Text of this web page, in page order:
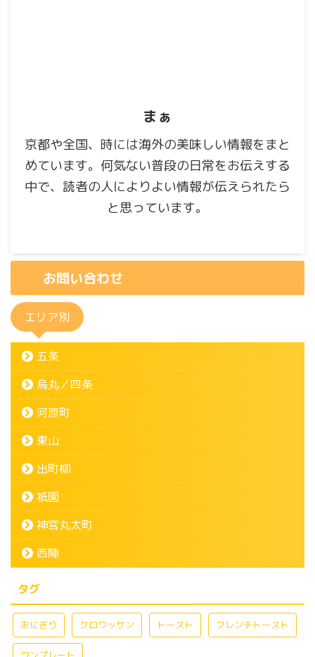
まぁ
京都や全国、時には海外の美味しい情報をまと
めています。何気ない普段の日常をお伝えする
中で、読者の人によりよい情報が伝えられたら
と思っています。
お問い合わせ
エリア別
五条
烏丸／四条
河原町
東山
出町柳
祇園
神宮丸太町
西陣
タグ
おにぎり クロワッサン トースト フレンチトースト